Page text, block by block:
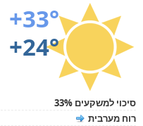
+33°
+24°
סיכוי למשקעים 33%
רוח מערבית